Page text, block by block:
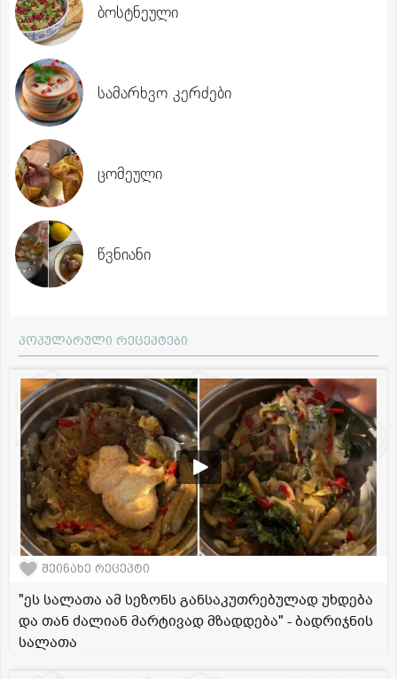
ბოსტნეული
სამარხვო კერძები
ცომეული
წვნიანი
პოპულარული რეცეპტები
შეინახე რეცეპტი
"ეს სალათა ამ სეზონს განსაკუთრებულად უხდება
და თან ძალიან მარტივად მზადდება" - ბადრიჯნის
სალათა